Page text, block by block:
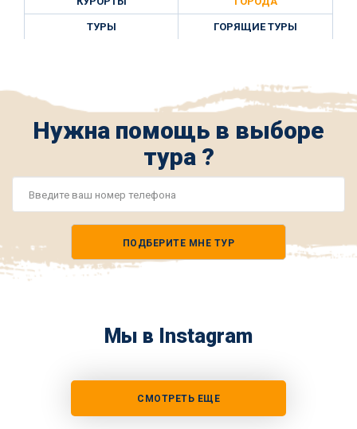
ТУРЫ ГОРЯЩИЕ ТУРЫ
Нужна помощь в выборе
тура ?
ПОДБЕРИТЕ МНЕ ТУР
Мы в Instagram
СМОТРЕТЬ ЕЩЕ